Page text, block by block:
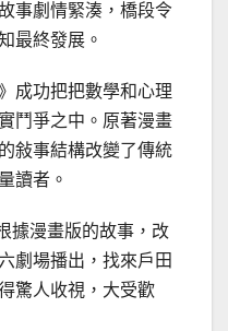
事劇情緊湊，橋段令
最終發展。
成功把把數學和心理
鬥爭之中。原著漫畫
敍事結構改變了傳統
讀者。
據漫畫版的故事，改
劇場播出，找來戶田
驚人收視，大受歡